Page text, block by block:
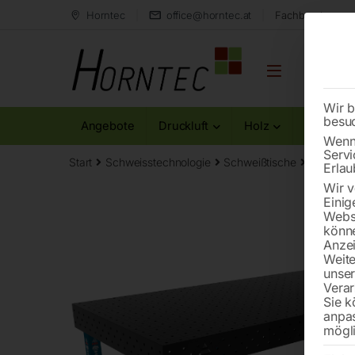
Horntec office@horntec.at Fachberatung
Angebote Druckluft Holz Metall
Start Schweisstechnologie Schweißtische
Wir
Wir
Sie